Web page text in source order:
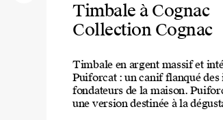
Timbale à Cognac
Collection Cognac
Timbale en argent massif et
Puiforcat : un canif flanqué
fondateurs de la maison.
une version destinée à la